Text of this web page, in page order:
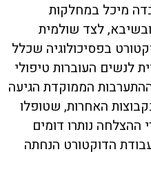
שנה עבדה מיכל במחלקות
ובשיבא, לצד שולמית
בפסיכולוגיה שכלל
לנשים העוברות טיפולי
הממוקדת הגיעה
האחרות, שטופלו
ההצלחה נותרו דומים
הדוקטורט הנחתה